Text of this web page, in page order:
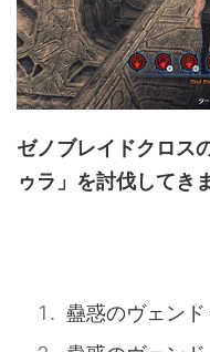
ゼノブレイドクロス
ゥラ」を討伐してき
蠱惑のヴェン